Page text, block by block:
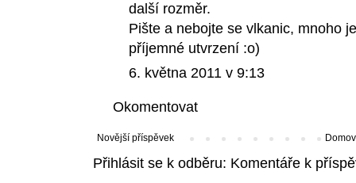
další rozměr.
Pište a nebojte se vlkanic, mnoho
příjemné utvrzení :o)
6. května 2011 v 9:13
Okomentovat
Novější příspěvek
Přihlásit se k odběru: Komentáře k